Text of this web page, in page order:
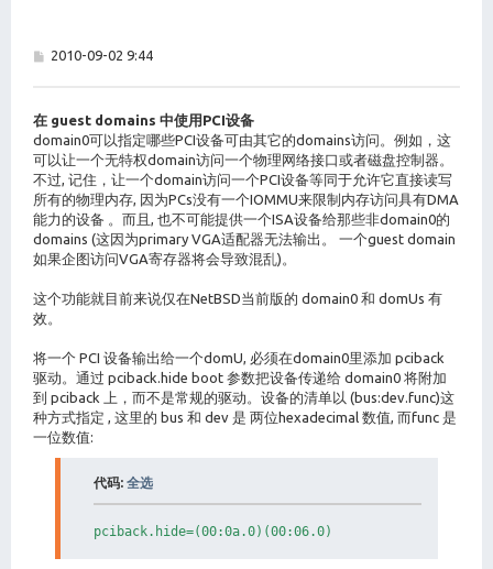
帖
2010-09-02 9:44
在 guest domains 中使用PCI设备
domain0可以指定哪些PCI设备可由其它的domains访问。例如，这
可以让一个无特权domain访问一个物理网络接口或者磁盘控制器。
不过, 记住，让一个domain访问一个PCI设备等同于允许它直接读写
所有的物理内存, 因为PCs没有一个IOMMU来限制内存访问具有DMA
能力的设备 。而且, 也不可能提供一个ISA设备给那些非domain0的
domains (这因为primary VGA适配器无法输出。 一个guest domain
如果企图访问VGA寄存器将会导致混乱)。
这个功能就目前来说仅在NetBSD当前版的 domain0 和 domUs 有
效。
将一个 PCI 设备输出给一个domU, 必须在domain0里添加 pciback
驱动。通过 pciback.hide boot 参数把设备传递给 domain0 将附加
到 pciback 上，而不是常规的驱动。设备的清单以 (bus:dev.func)这
种方式指定 , 这里的 bus 和 dev 是 两位hexadecimal 数值, 而func 是
一位数值:
代码: 全选
pciback.hide=(00:0a.0)(00:06.0)